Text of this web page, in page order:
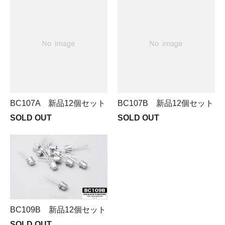
BC107A 新品12個セット
SOLD OUT
BC107B 新品12個セット
SOLD OUT
BC109B 新品12個セット